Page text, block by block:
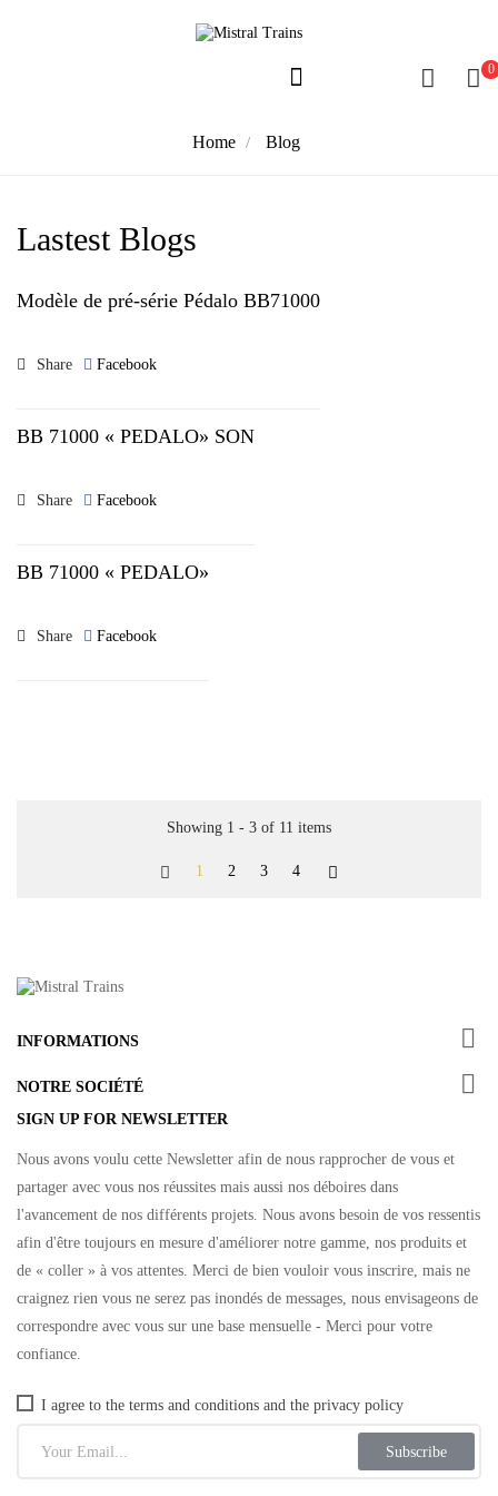
0
Home Blog
Lastest Blogs
Modèle de pré-série Pédalo BB71000
Share Facebook
BB 71000 « PEDALO» SON
Share Facebook
BB 71000 « PEDALO»
Share Facebook
Showing 1 - 3 of 11 items
 1 2 3 4 
INFORMATIONS 
NOTRE SOCIÉTÉ 
SIGN UP FOR NEWSLETTER
Nous avons voulu cette Newsletter afin de nous rapprocher de vous et
partager avec vous nos réussites mais aussi nos déboires dans
l'avancement de nos différents projets. Nous avons besoin de vos ressentis
afin d'être toujours en mesure d'améliorer notre gamme, nos produits et
de « coller » à vos attentes. Merci de bien vouloir vous inscrire, mais ne
craignez rien vous ne serez pas inondés de messages, nous envisageons de
correspondre avec vous sur une base mensuelle - Merci pour votre
confiance.
I agree to the terms and conditions and the privacy policy
Subscribe